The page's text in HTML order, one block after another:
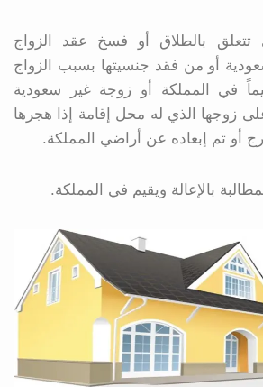
تتعلق بالطلاق أو فسخ عقد الزواج
أو من فقد جنسيتها بسبب الزواج
في المملكة أو زوجة غير سعودية
زوجها الذي له محل إقامة إذا هجرها
أو تم إبعاده عن أراضي المملكة.
بالإعالة ويقيم في المملكة.